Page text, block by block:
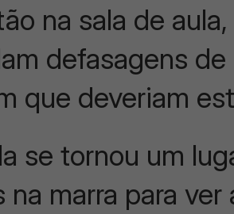
na sala de
defasagens
que deveriam
se tornou um
na marra para